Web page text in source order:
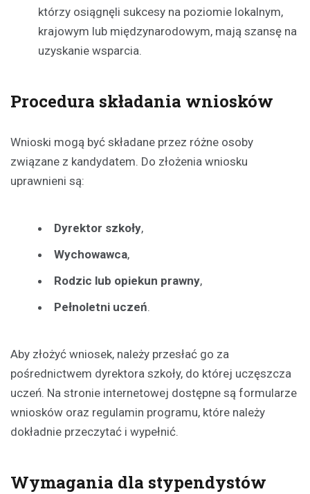
którzy osiągnęli sukcesy na poziomie lokalnym,
krajowym lub międzynarodowym, mają szansę na
uzyskanie wsparcia.
Procedura składania wniosków
Wnioski mogą być składane przez różne osoby
związane z kandydatem. Do złożenia wniosku
uprawnieni są:
Dyrektor szkoły,
Wychowawca,
Rodzic lub opiekun prawny,
Pełnoletni uczeń.
Aby złożyć wniosek, należy przesłać go za
pośrednictwem dyrektora szkoły, do której uczęszcza
uczeń. Na stronie internetowej dostępne są formularze
wniosków oraz regulamin programu, które należy
dokładnie przeczytać i wypełnić.
Wymagania dla stypendystów